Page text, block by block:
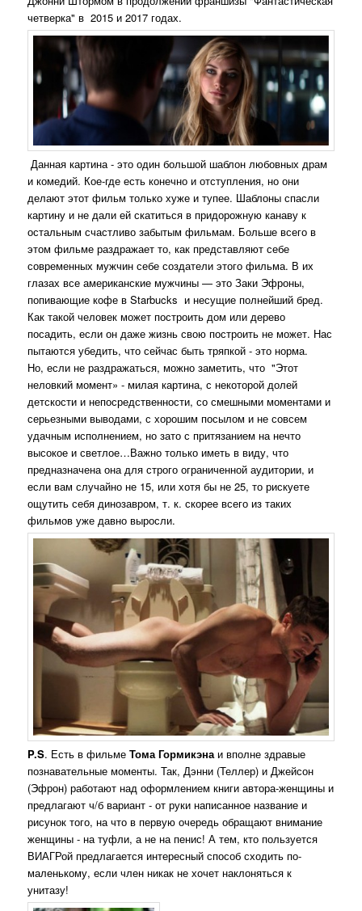
четверка" в 2015 и 2017 годах.
Данная картина - это один большой шаблон любовных драм
и комедий. Кое-где есть конечно и отступления, но они
делают этот фильм только хуже и тупее. Шаблоны спасли
картину и не дали ей скатиться в придорожную канаву к
остальным счастливо забытым фильмам. Больше всего в
этом фильме раздражает то, как представляют себе
современных мужчин себе создатели этого фильма. В их
глазах все американские мужчины — это Заки Эфроны,
попивающие кофе в Starbucks и несущие полнейший бред.
Как такой человек может построить дом или дерево
посадить, если он даже жизнь свою построить не может. Нас
пытаются убедить, что сейчас быть тряпкой - это норма.
Но, если не раздражаться, можно заметить, что "Этот
неловкий момент» - милая картина, с некоторой долей
детскости и непосредственности, со смешными моментами и
серьезными выводами, с хорошим посылом и не совсем
удачным исполнением, но зато с притязанием на нечто
высокое и светлое…Важно только иметь в виду, что
предназначена она для строго ограниченной аудитории, и
если вам случайно не 15, или хотя бы не 25, то рискуете
ощутить себя динозавром, т. к. скорее всего из таких
фильмов уже давно выросли.
P.S. Есть в фильме Тома Гормикэнаи вполне здравые
познавательные моменты. Так, Дэнни (Теллер) и Джейсон
(Эфрон) работают над оформлением книги автора-женщины и
предлагают ч/б вариант - от руки написанное название и
рисунок того, на что в первую очередь обращают внимание
женщины - на туфли, а не на пенис! А тем, кто пользуется
ВИАГРой предлагается интересный способ сходить по-
маленькому, если член никак не хочет наклоняться к
унитазу!